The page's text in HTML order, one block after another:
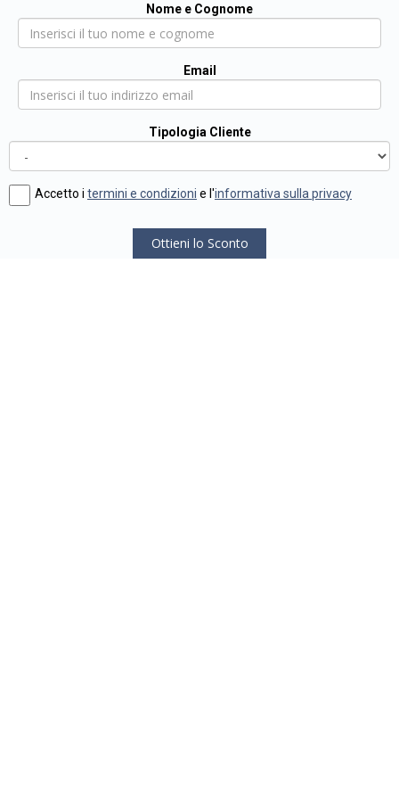
Nome e Cognome
Email
Tipologia Cliente
Accetto i termini e condizioni e l'informativa sulla privacy
Ottieni lo Sconto